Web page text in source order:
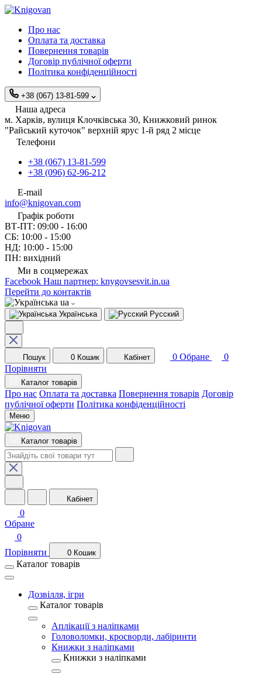
Про нас
Оплата та доставка
Повернення товарів
Договір публічної оферти
Політика конфіденційності
+38 (067) 13-81-599
Наша адреса
м. Харків, вулиця Клочківська 30, Книжковий ринок
"Райський куточок" верхній ярус 1-й ряд 2 місце
Телефони
+38 (067) 13-81-599
+38 (096) 62-96-212
E-mail
info@knigovan.com
Графік роботи
ВТ-ПТ: 09:00 - 16:00
СБ: 10:00 - 15:00
НД: 10:00 - 15:00
ПН: вихідний
Ми в соцмережах
Facebook Наш партнер: knygovsesvit.in.ua
Перейти до контактів
ua
Українська Русский
Пошук 0 Кошик Кабінет 0 Обране
0
Порівняти
Каталог товарів
Про нас Оплата та доставка Повернення товарів Договір
публічної оферти Політика конфіденційності
Меню
Каталог товарів
Кабінет
0
Обране
0
Порівняти
0 Кошик
Каталог товарів
Дозвілля, ігри
Каталог товарів
Аплікації з наліпками
Головоломки, кросворди, лабіринти
Книжки з наліпками
Книжки з наліпками